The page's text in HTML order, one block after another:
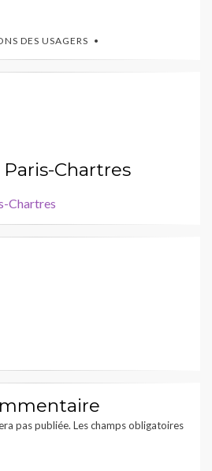
DES USAGERS
Paris-Chartres
Chartres
pas publiée. Les champs obligatoires